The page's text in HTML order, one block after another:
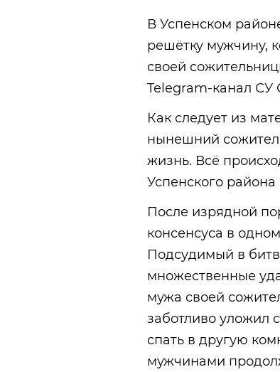
В Успенском
решётку мужчину,
своей
Telegram-канал СУ
Как следует из
нынешний
жизнь. Всё
Успенского
После изрядной
консенсуса в
Подсудимый в
множественные
мужа своей
заботливо уложил
спать в другую
мужчинами